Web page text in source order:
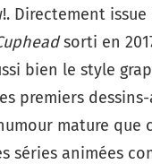
. Directement issue
sorti en
bien le style
premiers
mature que
séries animées